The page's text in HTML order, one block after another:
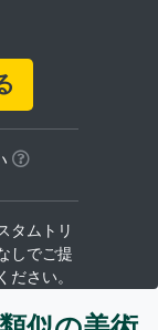
タムトリ
しでご提
さい。